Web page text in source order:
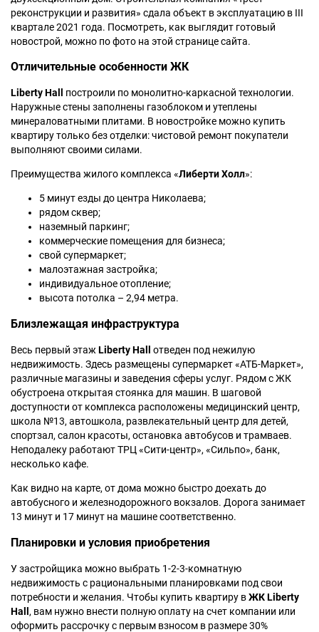
реконструкции и развития» сдала объект в эксплуатацию в III
квартале 2021 года. Посмотреть, как выглядит готовый
новострой, можно по фото на этой странице сайта.
Отличительные особенности ЖК
Liberty Hall
построили по монолитно-каркасной технологии.
Наружные стены заполнены газоблоком и утеплены
минераловатными плитами. В новостройке можно купить
квартиру только без отделки: чистовой ремонт покупатели
выполняют своими силами.
Преимущества жилого комплекса «Либерти Холл»:
5 минут езды до центра Николаева;
рядом сквер;
наземный паркинг;
коммерческие помещения для бизнеса;
свой супермаркет;
малоэтажная застройка;
индивидуальное отопление;
высота потолка – 2,94 метра.
Близлежащая инфраструктура
Весь первый этаж Liberty Hall
отведен под нежилую
недвижимость. Здесь размещены супермаркет «АТБ-Маркет»,
различные магазины и заведения сферы услуг. Рядом с ЖК
обустроена открытая стоянка для машин. В шаговой
доступности от комплекса расположены медицинский центр,
школа №13, автошкола, развлекательный центр для детей,
спортзал, салон красоты, остановка автобусов и трамваев.
Неподалеку работают ТРЦ «Сити-центр», «Сильпо», банк,
несколько кафе.
Как видно на карте, от дома можно быстро доехать до
автобусного и железнодорожного вокзалов. Дорога занимает
13 минут и 17 минут на машине соответственно.
Планировки и условия приобретения
У застройщика можно выбрать 1-2-3-комнатную
недвижимость с рациональными планировками под свои
потребности и желания. Чтобы купить квартиру вЖК Liberty
Hall , вам нужно внести полную оплату на счет компании или
оформить рассрочку с первым взносом в размере 30%